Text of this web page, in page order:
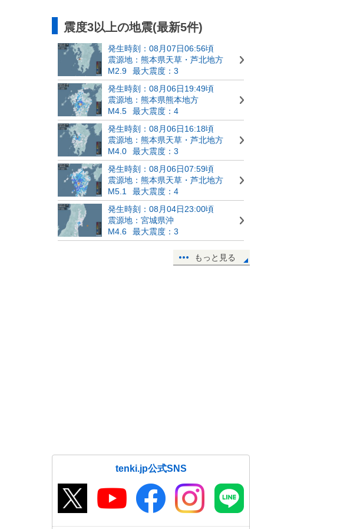
震度3以上の地震(最新5件)
発生時刻：08月07日06:56頃
震源地：熊本県天草・芦北地方
M2.9
最大震度：3
発生時刻：08月06日19:49頃
震源地：熊本県熊本地方
M4.5
最大震度：4
発生時刻：08月06日16:18頃
震源地：熊本県天草・芦北地方
M4.0
最大震度：3
発生時刻：08月06日07:59頃
震源地：熊本県天草・芦北地方
M5.1
最大震度：4
発生時刻：08月04日23:00頃
震源地：宮城県沖
M4.6
最大震度：3
もっと見る
tenki.jp公式SNS